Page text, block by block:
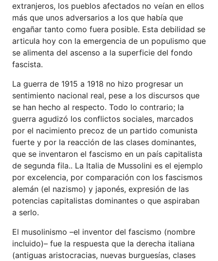
extranjeros, los pueblos afectados no veían en ellos
más que unos adversarios a los que había que
engañar tanto como fuera posible. Esta debilidad se
articula hoy con la emergencia de un populismo que
se alimenta del ascenso a la superficie del fondo
fascista.
La guerra de 1915 a 1918 no hizo progresar un
sentimiento nacional real, pese a los discursos que
se han hecho al respecto. Todo lo contrario; la
guerra agudizó los conflictos sociales, marcados
por el nacimiento precoz de un partido comunista
fuerte y por la reacción de las clases dominantes,
que se inventaron el fascismo en un país capitalista
de segunda fila.. La Italia de Mussolini es el ejemplo
por excelencia, por comparación con los fascismos
alemán (el nazismo) y japonés, expresión de las
potencias capitalistas dominantes o que aspiraban
a serlo.
El musolinismo –el inventor del fascismo (nombre
incluido)– fue la respuesta que la derecha italiana
(antiguas aristocracias, nuevas burguesías, clases